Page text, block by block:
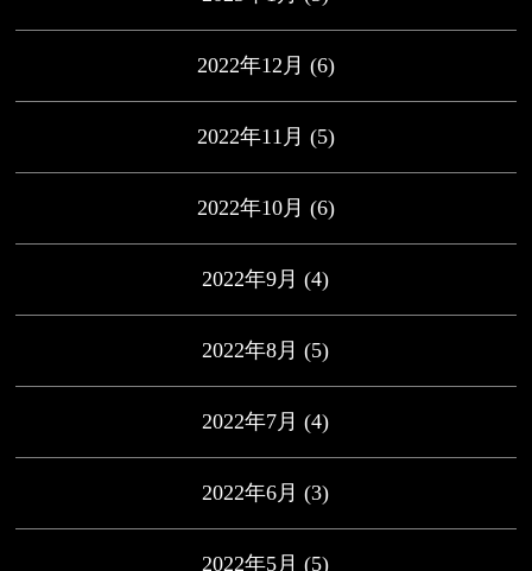
2022年12月 (6)
2022年11月 (5)
2022年10月 (6)
2022年9月 (4)
2022年8月 (5)
2022年7月 (4)
2022年6月 (3)
2022年5月 (5)